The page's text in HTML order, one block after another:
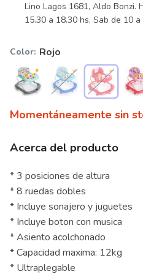
Lino Lagos 1681, Aldo Bonzi.
15.30 a 18.30 hs, Sab de 10 a
Color Rojo
Momentáneamente sin
Acerca del producto
* 3 posiciones de altura
* 8 ruedas dobles
* Incluye sonajero y juguetes
* Incluye boton con musica
* Asiento acolchonado
* Capacidad maxima: 12kg
* Ultraplegable